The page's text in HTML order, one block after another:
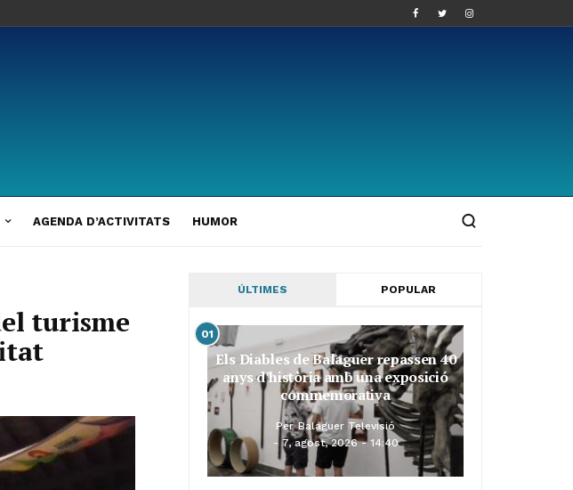
AGENDA D’ACTIVITATS HUMOR
turisme
ÚLTIMES POPULAR
01
Els Diables de Balaguer repassen 40
anys d’història amb una exposició
commemorativa
Per Balaguer Televisió
7, agost, 2026 - 14:40